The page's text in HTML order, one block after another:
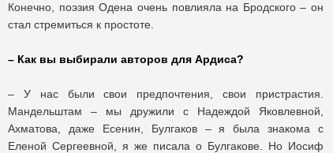
Конечно, поэзия Одена очень повлияла на Бродского – он
стал стремиться к простоте.
– Как вы выбирали авторов для Ардиса?
– У нас были свои предпочтения, свои пристрастия.
Мандельштам – мы дружили с Надеждой Яковлевной,
Ахматова, даже Есенин, Булгаков – я была знакома с
Еленой Сергеевной, я же писала о Булгакове. Но Иосиф